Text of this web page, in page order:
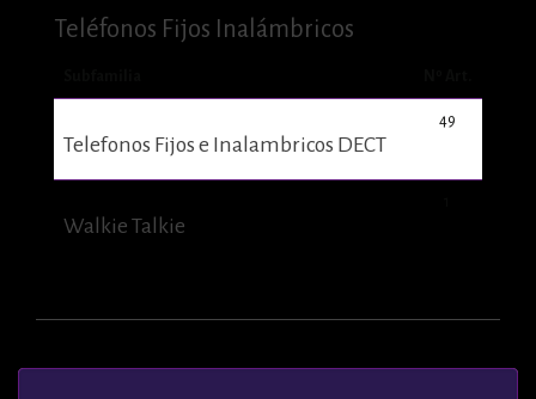
Teléfonos Fijos Inalámbricos
Telefonos Fijos e Inalambricos DECT
49
Walkie Talkie